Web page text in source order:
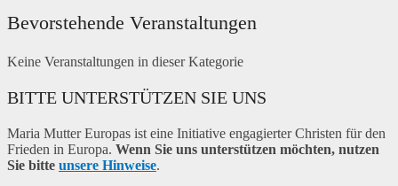
Bevorstehende Veranstaltungen
Keine Veranstaltungen in dieser Kategorie
BITTE UNTERSTÜTZEN SIE UNS
Maria Mutter Europas ist eine Initiative engagierter Christen für den
Frieden in Europa. Wenn Sie uns unterstützen möchten, nutzen
Sie bitte unsere Hinweise.